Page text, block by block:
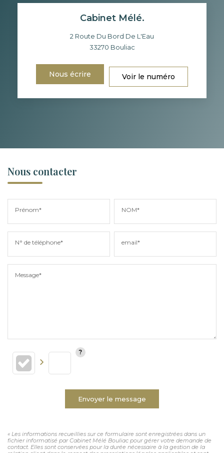
Cabinet Mélé.
2 Route Du Bord De L'Eau
33270 Bouliac
Nous écrire Voir le numéro
Nous contacter
Prénom* NOM*
N° de téléphone* email*
Message*
Envoyer le message
« Les informations recueillies sur ce formulaire sont enregistrées dans un
fichier informatisé par Cabinet Mélé Bouliac pour gérer votre demande de
contact. Elles sont conservées pour la durée nécessaire à la gestion de la